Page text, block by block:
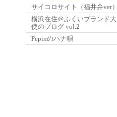
サイコロサイト（福井弁ver）
横浜在住＠ふくいブランド大
使のブログ vol.2
Pepinのハナ唄